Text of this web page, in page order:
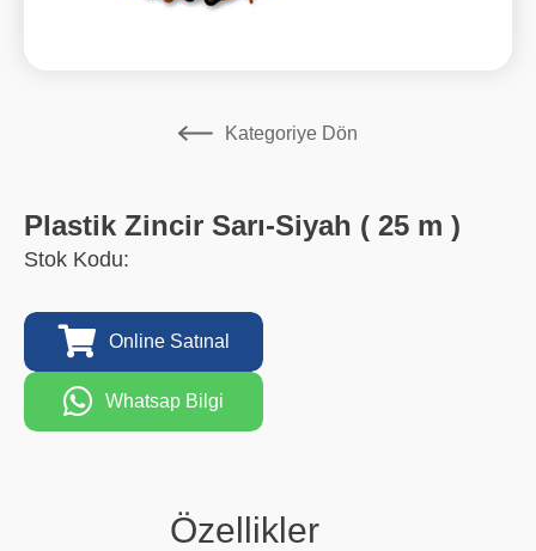
Kategoriye Dön
Plastik Zincir Sarı-Siyah ( 25 m )
Stok Kodu:
Online Satınal
Whatsap Bilgi
Özellikler